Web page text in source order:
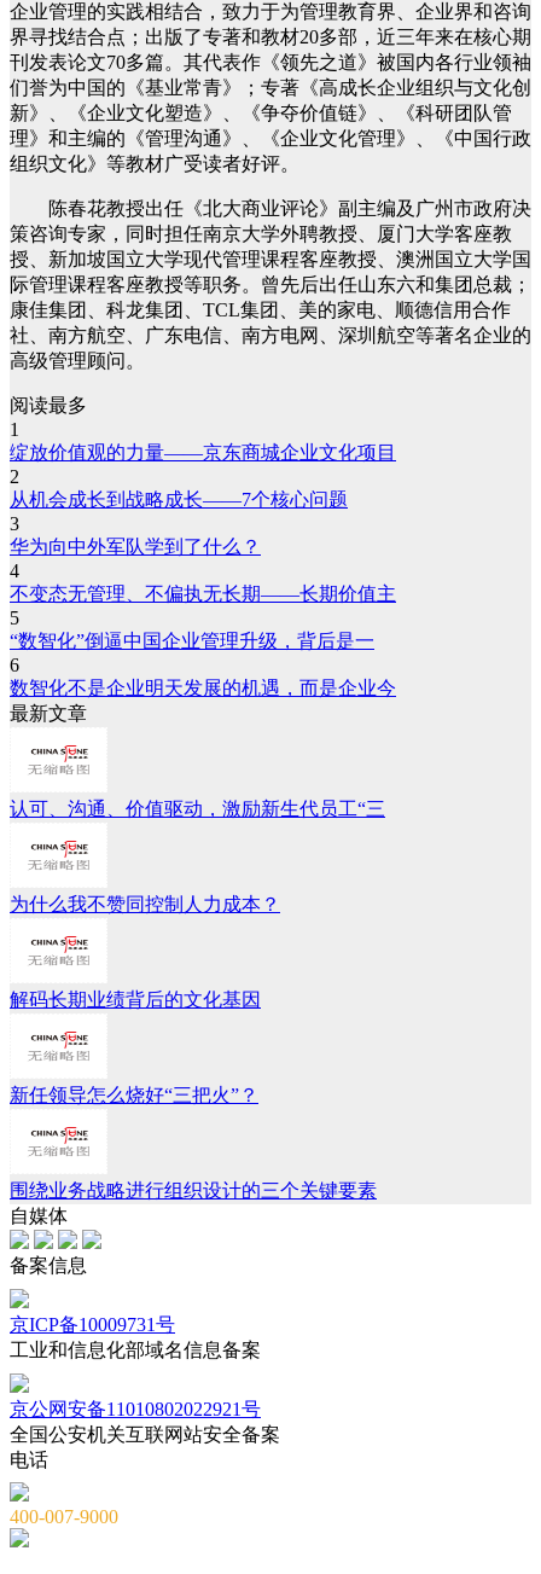
企业管理的实践相结合，致力于为管理教育界、企业界和咨询
界寻找结合点；出版了专著和教材20多部，近三年来在核心期
刊发表论文70多篇。其代表作《领先之道》被国内各行业领袖
们誉为中国的《基业常青》；专著《高成长企业组织与文化创
新》、《企业文化塑造》、《争夺价值链》、《科研团队管
理》和主编的《管理沟通》、《企业文化管理》、《中国行政
组织文化》等教材广受读者好评。
陈春花教授出任《北大商业评论》副主编及广州市政府决
策咨询专家，同时担任南京大学外聘教授、厦门大学客座教
授、新加坡国立大学现代管理课程客座教授、澳洲国立大学国
际管理课程客座教授等职务。曾先后出任山东六和集团总裁；
康佳集团、科龙集团、TCL集团、美的家电、顺德信用合作
社、南方航空、广东电信、南方电网、深圳航空等著名企业的
高级管理顾问。
阅读最多
1
绽放价值观的力量——京东商城企业文化项目
2
从机会成长到战略成长——7个核心问题
3
华为向中外军队学到了什么？
4
不变态无管理、不偏执无长期——长期价值主
5
“数智化”倒逼中国企业管理升级，背后是一
6
数智化不是企业明天发展的机遇，而是企业今
最新文章
认可、沟通、价值驱动，激励新生代员工“三
为什么我不赞同控制人力成本？
解码长期业绩背后的文化基因
新任领导怎么烧好“三把火”？
围绕业务战略进行组织设计的三个关键要素
自媒体
备案信息
京ICP备10009731号
工业和信息化部域名信息备案
京公网安备11010802022921号
全国公安机关互联网站安全备案
电话
400-007-9000